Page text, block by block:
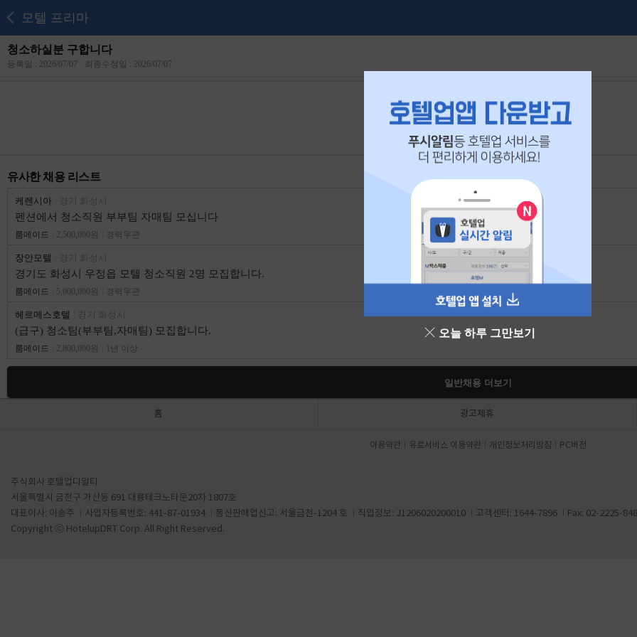
모텔 프리마
청소하실분 구합니다
등록일 : 2026/07/07 최종수정일 : 2026/07/07
본 공고는2026년 07월 26일 에 마감되었습니다.
유사한 채용 리스트
케렌시아 경기 화성시
펜션에서 청소직원 부부팀 자매팀 모십니다
룸메이드 2,500,000원 경력무관
장안모텔 경기 화성시
경기도 화성시 우정읍 모텔 청소직원 2명 모집합니다.
룸메이드 5,000,000원 경력무관
헤르메스호텔 경기 화성시
(급구) 청소팀(부부팀,자매팀) 모집합니다.
룸메이드 2,800,000원 1년 이상
일반채용 더보기
오늘 하루 그만보기
홈 광고제휴
이용약관 유료서비스 이용약관 개인정보처리방침 PC버전
주식회사 호텔업디알티
서울특별시 금천구 가산동 691 대륭테크노타운20차 1807호
대표이사: 이송주
사업자등록번호: 441-87-01934 통신판매업신고: 서울금천-1204 호 직업정보: J1206020200010 고객센터: 1644-7896 Fax: 02-2225-
Copyright ⓒ HotelupDRT Corp. All Right Reserved.